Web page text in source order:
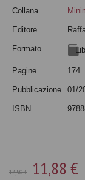
Collana
Editore
Formato
Pagine 174
Pubblicazione 01/
ISBN
12,50 € 11,88 €